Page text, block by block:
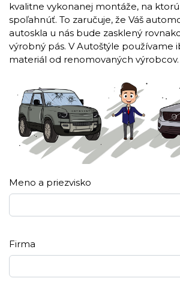
kvalitne vykonanej montáže, na
spoľahnúť. To zaručuje, že Váš
autoskla u nás bude zasklený
výrobný pás. V Autoštýle používame
materiál od renomovaných výrobcov.
Meno a priezvisko
Firma